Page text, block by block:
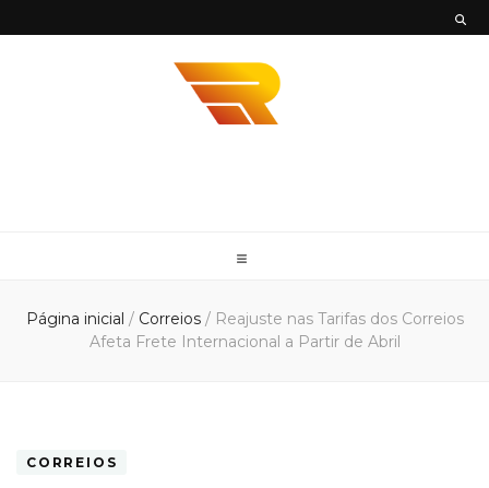
Envios
Rápidos
Página inicial / Correios / Reajuste nas Tarifas dos Correios
Afeta Frete Internacional a Partir de Abril
CORREIOS